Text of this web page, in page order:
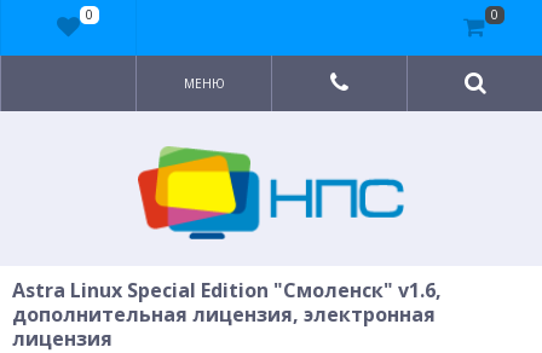
МЕНЮ
Astra Linux Special Edition "Смоленск" v1.6,
дополнительная лицензия, электронная
лицензия
0 0